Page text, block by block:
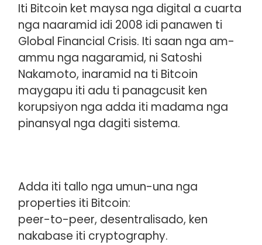
Iti Bitcoin ket maysa nga digital a cuarta
nga naaramid idi 2008 idi panawen ti
Global Financial Crisis. Iti saan nga am-
ammu nga nagaramid, ni Satoshi
Nakamoto, inaramid na ti Bitcoin
maygapu iti adu ti panagcusit ken
korupsiyon nga adda iti madama nga
pinansyal nga dagiti sistema.
Adda iti tallo nga umun-una nga
properties iti Bitcoin:
peer-to-peer, desentralisado, ken
nakabase iti cryptography.